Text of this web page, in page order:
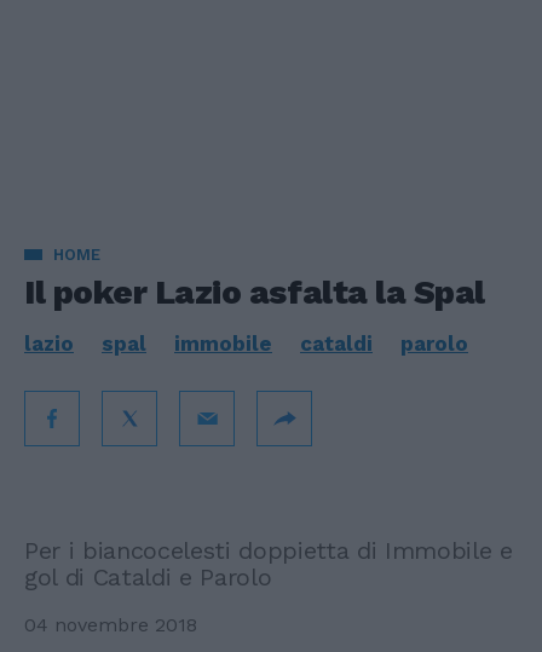
HOME
Il poker Lazio asfalta la Spal
lazio spal immobile cataldi parolo
Per i biancocelesti doppietta di Immobile e
gol di Cataldi e Parolo
04 novembre 2018